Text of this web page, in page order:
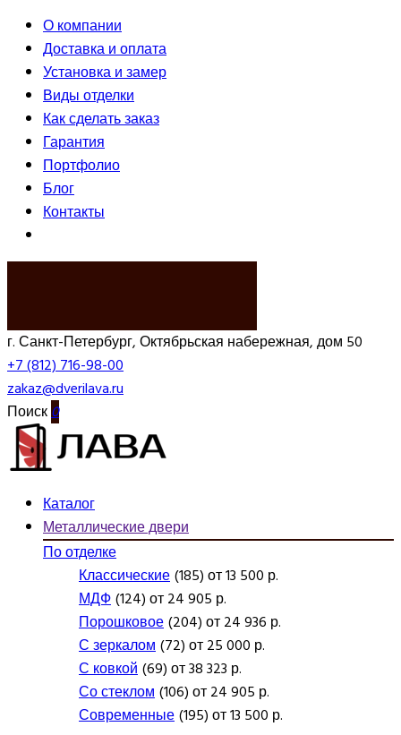
О компании
Доставка и оплата
Установка и замер
Виды отделки
Как сделать заказ
Гарантия
Портфолио
Блог
Контакты
г. Санкт-Петербург, Октябрьская набережная, дом 50
+7 (812) 716-98-00
zakaz@dverilava.ru
Поиск0
Каталог
Металлические двери
По отделке
Классические(185) от 13 500 р.
МДФ(124) от 24 905 р.
Порошковое(204) от 24 936 р.
С зеркалом(72) от 25 000 р.
С ковкой(69) от 38 323 р.
Со стеклом(106) от 24 905 р.
Современные(195) от 13 500 р.